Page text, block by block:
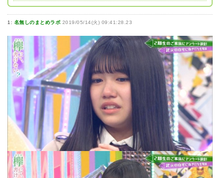
1: 名無しのまとめラボ 2019/05/14(火) 09:41:28.23